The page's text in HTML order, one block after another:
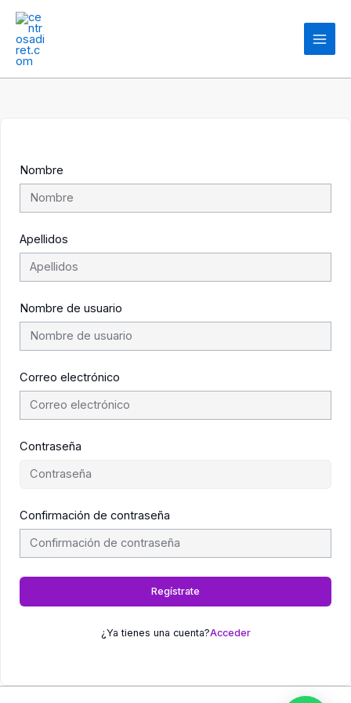
contenido
Nombre
Apellidos
Nombre de usuario
Correo electrónico
Contraseña
Confirmación de contraseña
Regístrate
¿Ya tienes una cuenta?Acceder